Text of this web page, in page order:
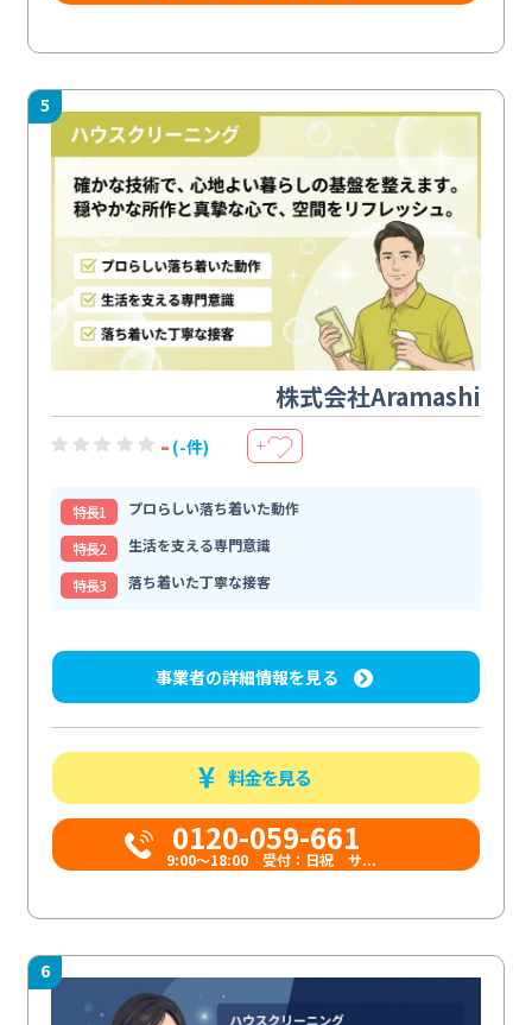
5
株式会社Aramashi
- (-件) ＋
特⻑1
プロらしい落ち着いた動作
特⻑2
生活を支える専門意識
特⻑3
落ち着いた丁寧な接客
事業者の詳細情報を見る
料金を見る
0120-059-661
9:00〜18:00 受付：日祝 サ...
6